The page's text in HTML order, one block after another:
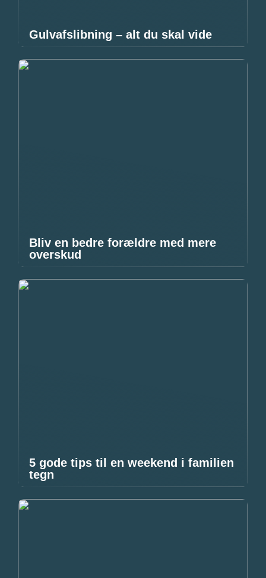
Gulvafslibning – alt du skal vide
Bliv en bedre forældre med mere
overskud
5 gode tips til en weekend i familien
tegn